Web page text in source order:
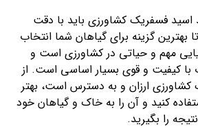
اسید فسفریک کشاورزی باید با دقت
بهترین گزینه برای گیاهان شما انتخاب
مهم و حیاتی در کشاورزی است و
با کیفیت و قوی بسیار اساسی است. از
ارزان و به دسترس است، بهتر
کنید و آن را به خاک و گیاهان خود
را بگیرید.